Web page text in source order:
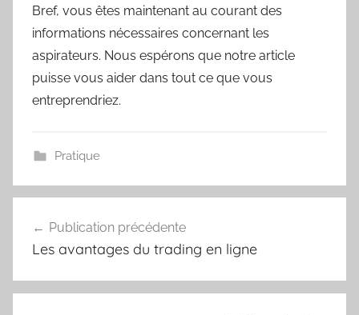
Bref, vous êtes maintenant au courant des
informations nécessaires concernant les
aspirateurs. Nous espérons que notre article
puisse vous aider dans tout ce que vous
entreprendriez.
Pratique
de
Publication précédente
Les avantages du trading en ligne